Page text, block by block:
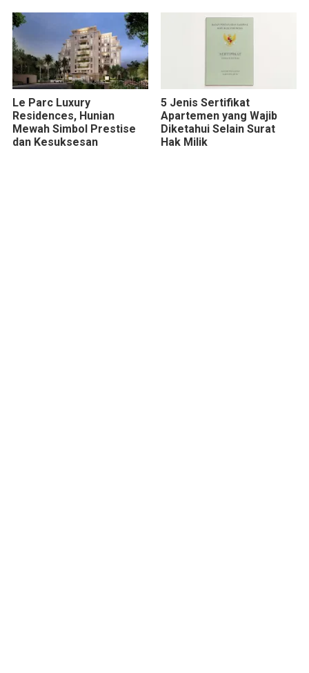
Le Parc Luxury
Residences, Hunian
Mewah Simbol Prestise
dan Kesuksesan
5 Jenis Sertifikat
Apartemen yang Wajib
Diketahui Selain Surat
Hak Milik